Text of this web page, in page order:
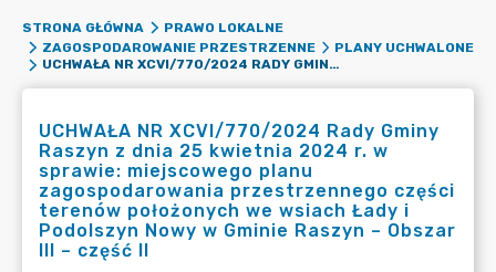
STRONA GŁÓWNA
PRAWO LOKALNE
ZAGOSPODAROWANIE PRZESTRZENNE
PLANY UCHWALONE
UCHWAŁA NR XCVI/770/2024 RADY GMINY RASZYN Z DNIA 25 KWIETNIA 2024 R. W SPRAWIE: MIEJSCOWEGO PLANU ZAGOSPODAROWANIA PRZESTRZENNEGO CZĘŚCI TERENÓW POŁOŻONYCH WE WSIACH ŁADY I PODOLSZYN NOWY W GMINIE RASZYN – OBSZAR III – CZĘŚĆ II
UCHWAŁA NR XCVI/770/2024 Rady Gminy
Raszyn z dnia 25 kwietnia 2024 r. w
sprawie: miejscowego planu
zagospodarowania przestrzennego części
terenów położonych we wsiach Łady i
Podolszyn Nowy w Gminie Raszyn – Obszar
III – część II